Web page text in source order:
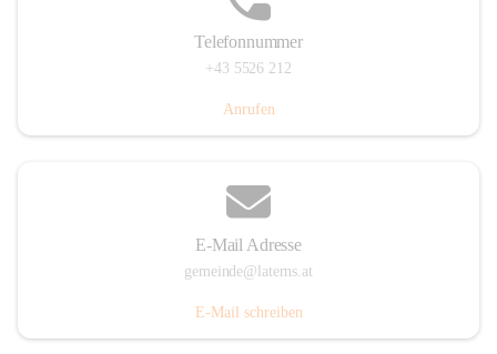
Telefonnummer
+43 5526 212
Anrufen
E-Mail Adresse
gemeinde@laterns.at
E-Mail schreiben